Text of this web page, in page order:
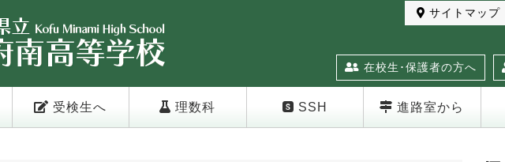
サイトマップ
在校生･保護者の方へ
受検生へ 理数科 SSH 進路室から